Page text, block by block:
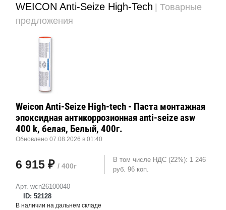
WEICON Anti-Seize High-Tech | Товарные
предложения
Арт. wcn26100040
ID: 52128
Weicon Anti-Seize High-tech - Паста монтажная
эпоксидная антикоррозионная anti-seize asw
400 k, белая, Белый, 400г.
Обновлено 07.08.2026 в 01:40
6 915 ₽ / 400г
В том числе НДС (22%): 1 246
руб. 96 коп.
В наличии на дальнем складе